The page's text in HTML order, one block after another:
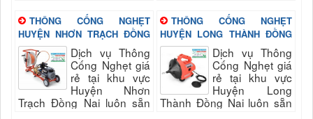
khách nhanh và đảm bảo
uy tín, chất lượng hài long
quý...
nhanh và đảm bảo uy tín,
chất lượng hài long quý...
THÔNG CỐNG NGHẸT
HUYỆN NHƠN TRẠCH ĐỒNG
NAI
Dịch vụ Thông
Cống Nghẹt giá
rẻ tại khu vực
Huyện Nhơn
Trạch Đồng Nai luôn sẵn
THÔNG CỐNG NGHẸT
HUYỆN LONG THÀNH ĐỒNG
NAI
Dịch vụ Thông
Cống Nghẹt giá
rẻ tại khu vực
Huyện Long
Thành Đồng Nai luôn sẵn